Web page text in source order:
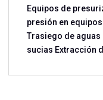
Equipos de
presión en
Trasiego de
sucias Extracción